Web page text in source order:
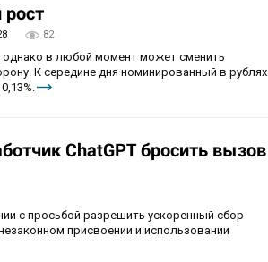
82
однако в любой момент может сменить
К середине дня номинированный в рублях
ChatGPT бросить вызов
с просьбой разрешить ускоренный сбор
присвоении и использовании